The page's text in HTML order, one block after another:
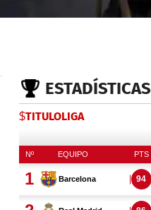
ESTADÍSTICAS
$TITULOLIGA